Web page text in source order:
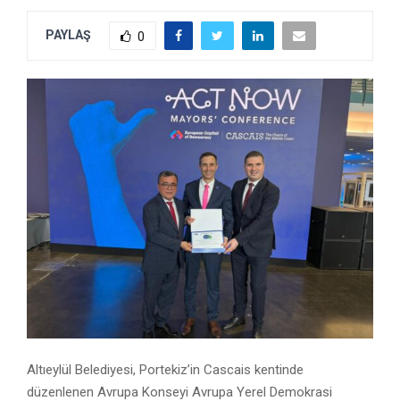
PAYLAŞ 0
Altıeylül Belediyesi, Portekiz’in Cascais kentinde
düzenlenen Avrupa Konseyi Avrupa Yerel Demokrasi